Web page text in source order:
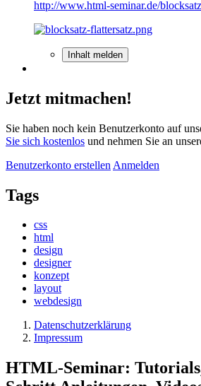
http://www.html-seminar.de/
Inhalt melden
Jetzt mitmachen!
Sie haben noch kein Benutzerkonto auf
Sie sich kostenlos und nehmen Sie an
Benutzerkonto erstellen Anmelden
Tags
css
html
design
designer
konzept
layout
webdesign
Datenschutzerklärung
Impressum
HTML-Seminar: